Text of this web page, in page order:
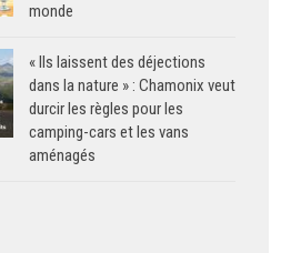
monde
« Ils laissent des déjections
dans la nature » : Chamonix veut
durcir les règles pour les
camping-cars et les vans
aménagés